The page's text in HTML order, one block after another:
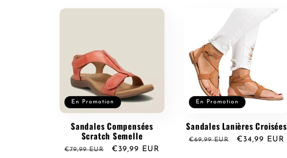
En Promotion
Sandales Compensées
Scratch Semelle
Prix
€79,99 EUR
Prix
€39,99 EUR
En Promotion
Sandales Lanières Croisées
Prix
€69,99 EUR
Prix
€34,99 EUR